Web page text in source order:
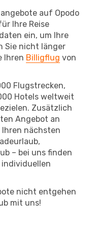
auf Opodo
Ihre Reise
ein, um Ihre
Sie nicht länger
Ihren Billigflug von
Flugstrecken,
Hotels weltweit
Zusätzlich
Angebot an
Ihren nächsten
– bei uns finden
individuellen
nicht entgehen
mit uns!